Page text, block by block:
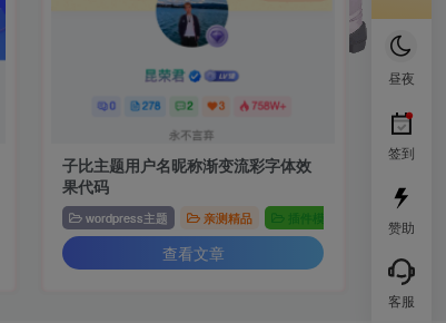
子比主题用户名昵称渐变流彩字体效
果代码
wordpress主题 亲测精品 插件模板
查看文章
昼夜
签到
赞助
客服